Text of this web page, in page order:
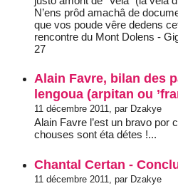
N’ens prôd amachâ de
que vos poude vêre dedens
rencontre du Mont Dolens -
27
Alain Favre, bilan des
lengoua (arpitan ou
11 décembre 2011, par Dzakye
Alain Favre l’est un bravo por
chouses sont éta détes !...
Chantal Certan -
11 décembre 2011, par Dzakye